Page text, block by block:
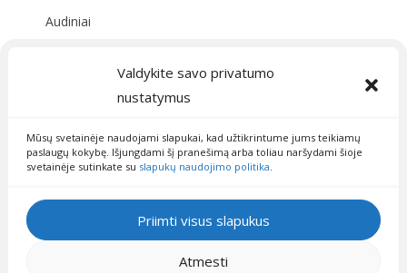
Valdykite savo privatumo
nustatymus
Mūsų svetainėje naudojami slapukai, kad užtikrintume jums teikiamų
paslaugų kokybę. Išjungdami šį pranešimą arba toliau naršydami šioje
svetainėje sutinkate su slapukų naudojimo politika.
Priimti visus slapukus
Atmesti
Susisiekite su mumis
09:00 - 19:00
info@fainisiuliukai.lt
Audiniai